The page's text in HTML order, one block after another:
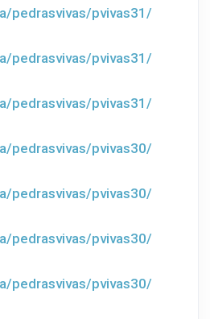
pedrasvivas/pvivas31/
pedrasvivas/pvivas31/
pedrasvivas/pvivas31/
pedrasvivas/pvivas30/
pedrasvivas/pvivas30/
pedrasvivas/pvivas30/
pedrasvivas/pvivas30/